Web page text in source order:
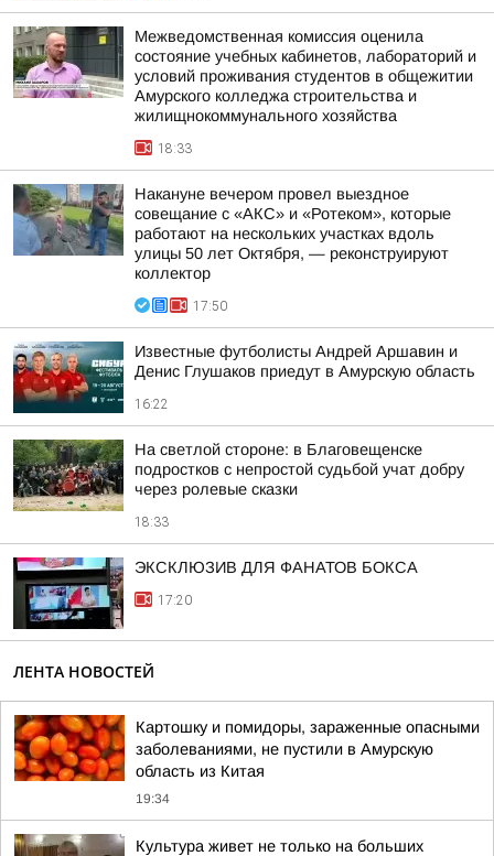
Межведомственная комиссия оценила
состояние учебных кабинетов, лабораторий и
условий проживания студентов в общежитии
Амурского колледжа строительства и
жилищнокоммунального хозяйства
18:33
Накануне вечером провел выездное
совещание с «АКС» и «Ротеком», которые
работают на нескольких участках вдоль
улицы 50 лет Октября, — реконструируют
коллектор
17:50
Известные футболисты Андрей Аршавин и
Денис Глушаков приедут в Амурскую область
16:22
На светлой стороне: в Благовещенске
подростков с непростой судьбой учат добру
через ролевые сказки
18:33
ЭКСКЛЮЗИВ ДЛЯ ФАНАТОВ БОКСА
17:20
ЛЕНТА НОВОСТЕЙ
Картошку и помидоры, зараженные опасными
заболеваниями, не пустили в Амурскую
область из Китая
19:34
Культура живет не только на больших